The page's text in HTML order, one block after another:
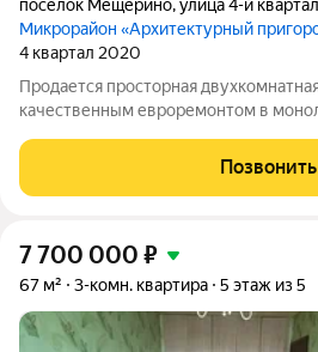
посёлок Мещерино,улица 4-й квартал
Микрорайон «Архитектурный
4 квартал 2020
Продается просторная
качественным евроремонтом в
центрального отопления, а также
загородной жизни при городской
Позвонить
7 700 000 ₽
67 м² 3-комн. квартира 5 этаж из 5